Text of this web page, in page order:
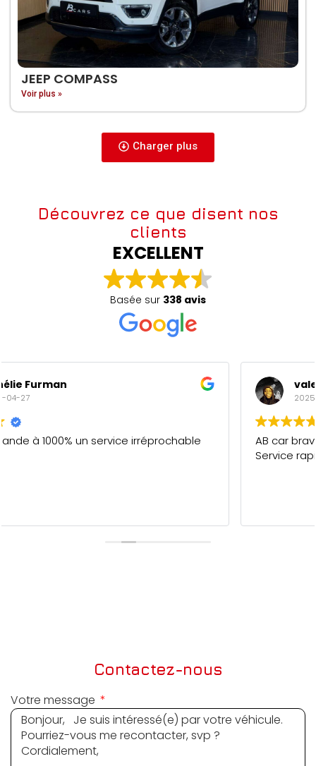
JEEP COMPASS
Voir plus »
Charger plus
Découvrez ce que disent nos
clients
EXCELLENT
Basée sur 338 avis
valery maderi
AB car bravo pour votre professionnalisme.
Contactez-nous
Votre message